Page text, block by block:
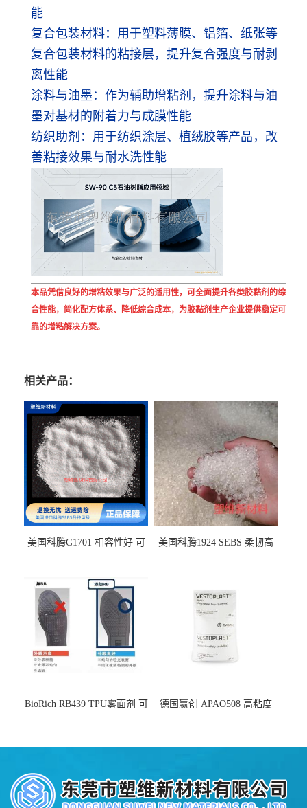
能
复合包装材料：用于塑料薄膜、铝箔、纸张等
复合包装材料的粘接层，提升复合强度与耐剥
离性能
涂料与油墨：作为辅助增粘剂，提升涂料与油
墨对基材的附着力与成膜性能
纺织助剂：用于纺织涂层、植绒胶等产品，改
善粘接效果与耐水洗性能
本品凭借良好的增粘效果与广泛的适用性，可全面提升各类胶黏剂的综
合性能，简化配方体系、降低综合成本，为胶黏剂生产企业提供稳定可
靠的增粘解决方案。
相关产品：
美国科腾G1701 相容性好 可
美国科腾1924 SEBS 柔韧高
BioRich RB439 TPU雾面剂 可
德国赢创 APAO508 高粘度